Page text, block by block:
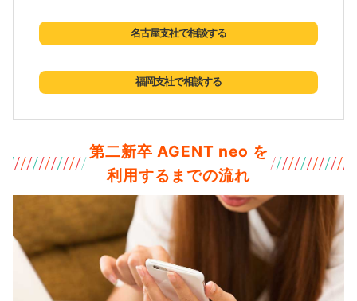
名古屋支社で相談する
福岡支社で相談する
第二新卒 AGENT neo を
利用するまでの流れ